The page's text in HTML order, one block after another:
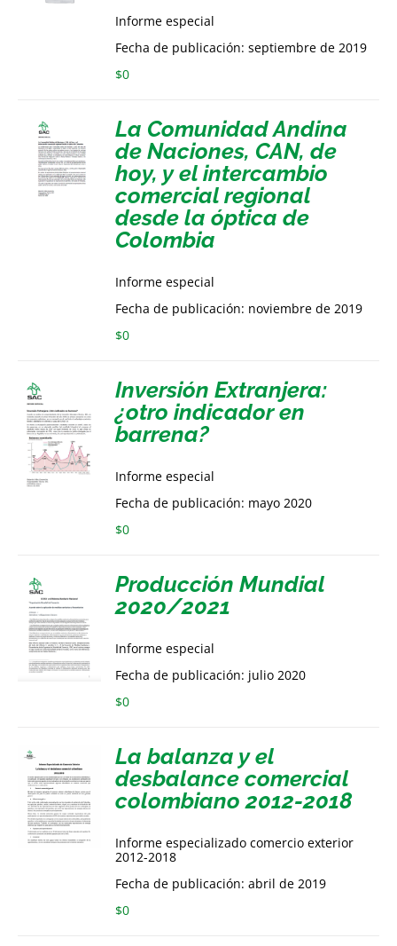
Informe especial
Fecha de publicación: septiembre de 2019
$0
La Comunidad Andina
de Naciones, CAN, de
hoy, y el intercambio
comercial regional
desde la óptica de
Colombia
Informe especial
Fecha de publicación: noviembre de 2019
$0
Inversión Extranjera:
¿otro indicador en
barrena?
Informe especial
Fecha de publicación: mayo 2020
$0
Producción Mundial
2020/2021
Informe especial
Fecha de publicación: julio 2020
$0
La balanza y el
desbalance comercial
colombiano 2012-2018
Informe especializado comercio exterior
2012-2018
Fecha de publicación: abril de 2019
$0